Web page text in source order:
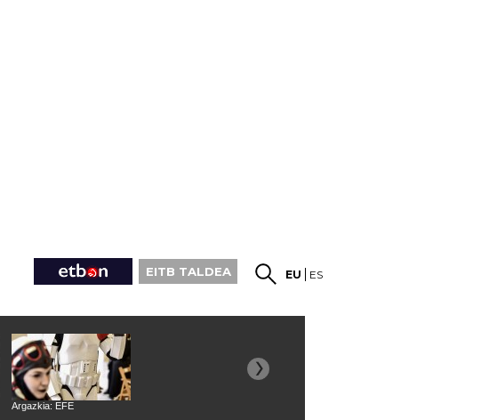
EITB TALDEA EU ES
Argazkia: EFE